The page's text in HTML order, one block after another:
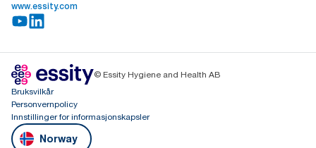
www.essity.com
© Essity Hygiene and Health AB
Bruksvilkår
Personvernpolicy
Innstillinger for informasjonskapsler
Norway